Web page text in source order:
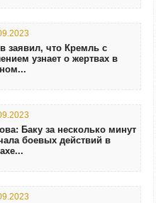
заявил, что Кремль с
узнает о жертвах в
Баку за несколько минут
боевых действий в